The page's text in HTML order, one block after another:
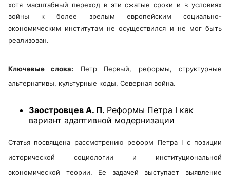
хотя масштабный переход в эти сжатые сроки и в условиях
войны к более зрелым европейским социально-
экономическим институтам не осуществился и не мог быть
реализован.
Ключевые слова: Петр Первый, реформы, структурные
альтернативы, культурные коды, Северная война.
Заостровцев А. П. Реформы Петра I как
вариант адаптивной модернизации
Статья посвящена рассмотрению реформ Петра I с позиции
исторической социологии и институциональной
экономической теории. Ее задачей выступает выявление